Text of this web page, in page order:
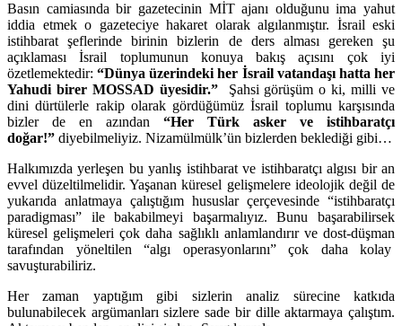
Basın camiasında bir gazetecinin MİT ajanı olduğunu ima yahut
iddia etmek o gazeteciye hakaret olarak algılanmıştır. İsrail eski
istihbarat şeflerinde birinin bizlerin de ders alması gereken şu
açıklaması İsrail toplumunun konuya bakış açısını çok iyi
özetlemektedir:“Dünya üzerindeki her İsrail vatandaşı hatta her
Yahudi birer MOSSAD üyesidir.”
Şahsi görüşüm o ki, milli ve
dini dürtülerle rakip olarak gördüğümüz İsrail toplumu karşısında
bizler de en azından “Her Türk asker ve istihbaratçı
doğar!” diyebilmeliyiz. Nizamülmülk’ün bizlerden beklediği gibi…
Halkımızda yerleşen bu yanlış istihbarat ve istihbaratçı algısı bir an
evvel düzeltilmelidir. Yaşanan küresel gelişmelere ideolojik değil de
yukarıda anlatmaya çalıştığım hususlar çerçevesinde “istihbaratçı
paradigması” ile bakabilmeyi başarmalıyız. Bunu başarabilirsek
küresel gelişmeleri çok daha sağlıklı anlamlandırır ve dost-düşman
tarafından yöneltilen “algı operasyonlarını” çok daha kolay
savuşturabiliriz.
Her zaman yaptığım gibi sizlerin analiz sürecine katkıda
bulunabilecek argümanları sizlere sade bir dille aktarmaya çalıştım.